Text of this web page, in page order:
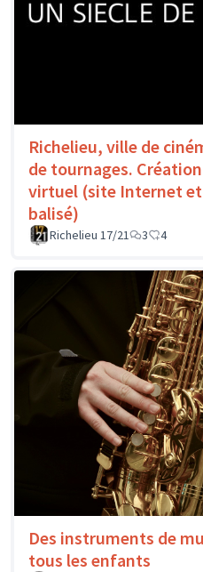
Richelieu, ville de
de tournages.
virtuel (site Internet
balisé)
Richelieu 17/21 3 4
Des instruments de
tous les enfants